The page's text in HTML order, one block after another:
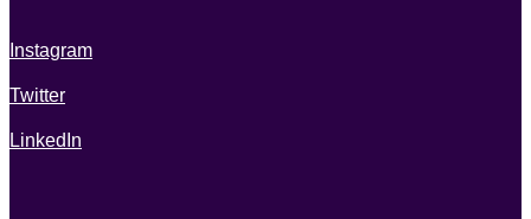
Instagram
Twitter
LinkedIn